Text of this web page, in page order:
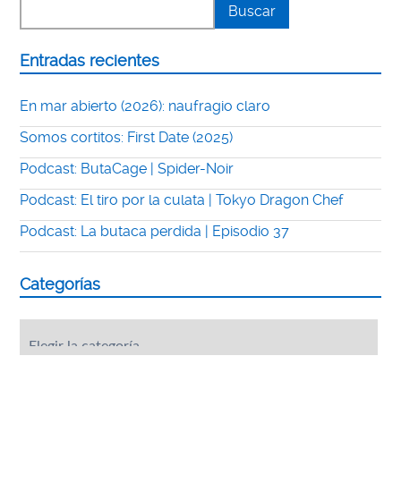
Entradas recientes
En mar abierto (2026): naufragio claro
Somos cortitos: First Date (2025)
Podcast: ButaCage | Spider-Noir
Podcast: El tiro por la culata | Tokyo Dragon Chef
Podcast: La butaca perdida | Episodio 37
Categorías